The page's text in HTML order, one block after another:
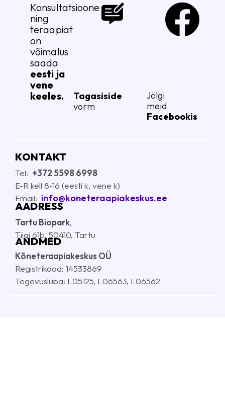
Konsultatsioone
ning
teraapiat
on
võimalus
saada
eesti ja
vene
keeles.
Tagasiside
vorm
Jälgi
meid
Facebookis
KONTAKT
Tel: +372 5598 6998
E-R kell 8-16 (eesti k, vene k)
Email: info@koneteraapiakeskus.ee
AADRESS
Tartu Biopark,
Tiigi 61b, 50410, Tartu
ANDMED
Kõneteraapiakeskus OÜ
Registrikood: 14533869
Tegevusluba: L05125, L06563, L06562